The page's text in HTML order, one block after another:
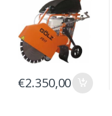
€2.350,00